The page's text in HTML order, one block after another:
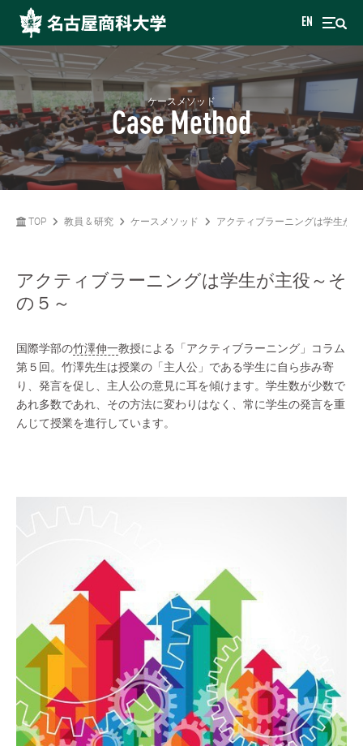
EN
ケースメソッド
Case Method
TOP 教員 & 研究 ケースメソッド アクティブラーニングは学生が
アクティブラーニングは学生が主役～そ
の５～
国際学部の竹澤伸一教授による「アクティブラーニング」コラム
第５回。竹澤先生は授業の「主人公」である学生に自ら歩み寄
り、発言を促し、主人公の意見に耳を傾けます。学生数が少数で
あれ多数であれ、その方法に変わりはなく、常に学生の発言を重
んじて授業を進行しています。